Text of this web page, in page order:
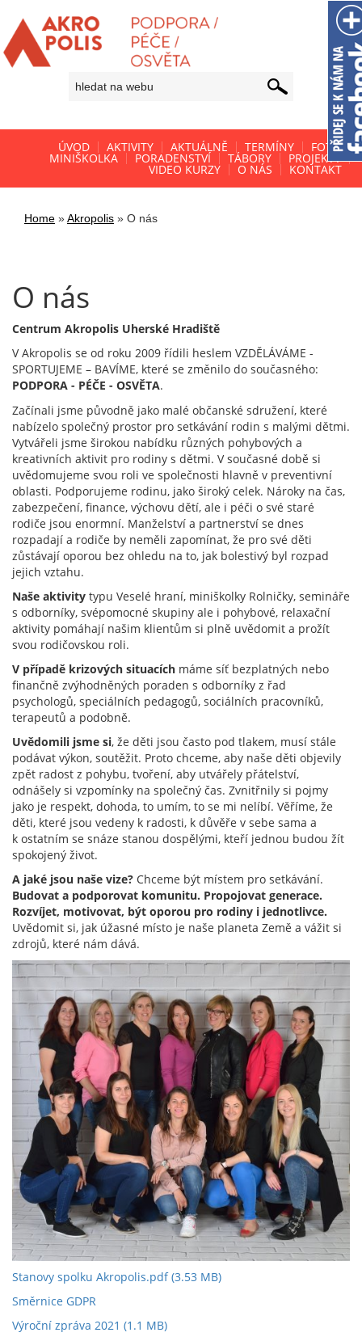
ÚVOD AKTIVITY AKTUÁLNĚ TERMÍNY FOTO
MINIŠKOLKA PORADENSTVÍ TÁBORY PROJEKTY
VIDEO KURZY O NÁS KONTAKT
Home »Akropolis » O nás
O nás
Centrum Akropolis Uherské Hradiště
V Akropolis se od roku 2009 řídili heslem VZDĚLÁVÁME -
SPORTUJEME – BAVÍME, které se změnilo do současného:
PODPORA - PÉČE - OSVĚTA.
Začínali jsme původně jako malé občanské sdružení, které
nabízelo společný prostor pro setkávání rodin s malými dětmi.
Vytvářeli jsme širokou nabídku různých pohybových a
kreativních aktivit pro rodiny s dětmi. V současné době si
uvědomujeme svou roli ve společnosti hlavně v preventivní
oblasti. Podporujeme rodinu, jako široký celek. Nároky na čas,
zabezpečení, finance, výchovu dětí, ale i péči o své staré
rodiče jsou enormní. Manželství a partnerství se dnes
rozpadají a rodiče by neměli zapomínat, že pro své děti
zůstávají oporou bez ohledu na to, jak bolestivý byl rozpad
jejich vztahu.
Naše aktivity typu Veselé hraní, miniškolky Rolničky, semináře
s odborníky, svépomocné skupiny ale i pohybové, relaxační
aktivity pomáhají našim klientům si plně uvědomit a prožít
svou rodičovskou roli.
V případě krizových situacích máme síť bezplatných nebo
finančně zvýhodněných poraden s odborníky z řad
psychologů, speciálních pedagogů, sociálních pracovníků,
terapeutů a podobně.
Uvědomili jsme si, že děti jsou často pod tlakem, musí stále
podávat výkon, soutěžit. Proto chceme, aby naše děti objevily
zpět radost z pohybu, tvoření, aby utvářely přátelství,
odnášely si vzpomínky na společný čas. Zvnitřnily si pojmy
jako je respekt, dohoda, to umím, to se mi nelíbí. Věříme, že
děti, které jsou vedeny k radosti, k důvěře v sebe sama a
k ostatním se snáze stanou dospělými, kteří jednou budou žít
spokojený život.
A jaké jsou naše vize? Chceme být místem pro setkávání.
Budovat a podporovat komunitu. Propojovat generace.
Rozvíjet, motivovat, být oporou pro rodiny i jednotlivce.
Uvědomit si, jak úžasné místo je naše planeta Země a vážit si
zdrojů, které nám dává.
Stanovy spolku Akropolis.pdf(3.53 MB)
Směrnice GDPR
Výroční zpráva 2021 (1.1 MB)